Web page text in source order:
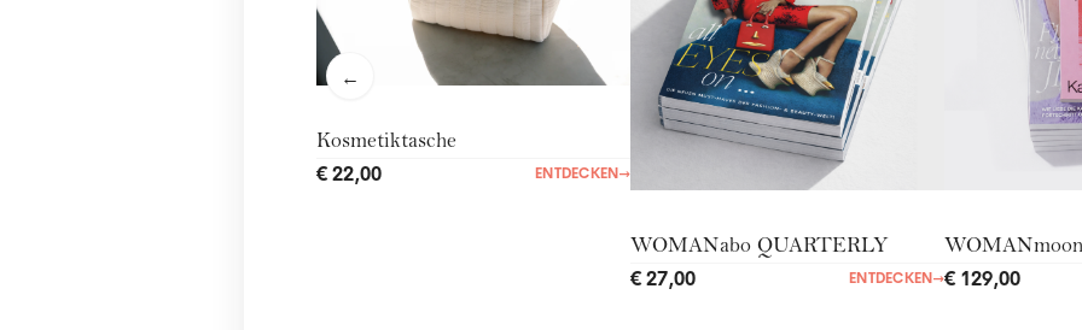
←
Kosmetiktasche
€ 22,00 ENTDECKEN→
WOMANabo QUARTERLY
€ 27,00 ENTDECKEN→
WOMANmoon
€ 129,00